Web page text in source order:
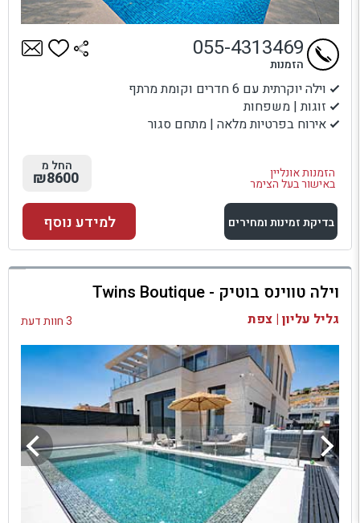
וילה יוקרתית עם 6 חדרים וקומת מרתף
זוגות | משפחות
אירוח בפרטיות מלאה | מתחם סגור
הזמנות אונליין
באישור בעל הצימר
055-4313469
הזמנות
החל מ
₪8600
בדיקת זמינות ומחירים
למתחם זה
בדיקת זמינות ומחירים
למידע נוסף
וילה טווינס בוטיק - Twins Boutique
גליל עליון | צפת 3 חוות דעת